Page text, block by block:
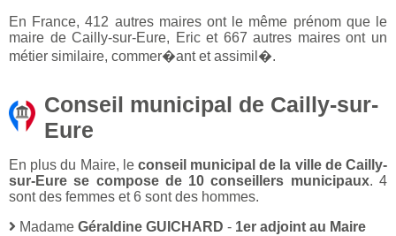
En France, 412 autres maires ont le même prénom que le
maire de Cailly-sur-Eure, Eric et 667 autres maires ont un
métier similaire, commer�ant et assimil�.
Conseil municipal de Cailly-sur-
Eure
En plus du Maire, le conseil municipal de la ville de Cailly-
sur-Eure se compose de 10 conseillers municipaux. 4
sont des femmes et 6 sont des hommes.
Madame Géraldine GUICHARD - 1er adjoint au Maire